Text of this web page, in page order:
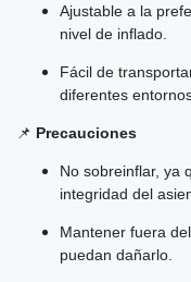
Ajustable a la
nivel de inflado.
Fácil de
diferentes
📌 Precauciones
No sobreinflar, ya
integridad del
Mantener fuera
puedan dañarlo.